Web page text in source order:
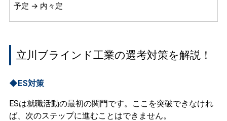
予定 → 内々定
立川ブラインド工業の選考対策を解説！
◆ES対策
ESは就職活動の最初の関門です。ここを突破できなけれ
ば、次のステップに進むことはできません。